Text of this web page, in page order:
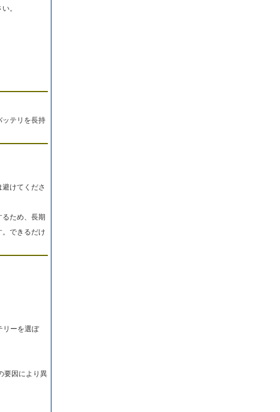
。
ッテリを長持
けてくださ
ため、長期
できるだけ
リーを選ぼ
要因により異